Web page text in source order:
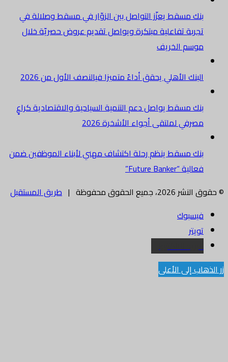
بنك مسقط يعزّز التواصل بين الزوّار في مسقط وصلالة في
تجربة تفاعلية مبتكرة ويواصل تقديم عروض حصريّة خلال
موسم الخريف
البنك الأهلي يحقق أداءً متميزا فيالنصف الأول من 2026
بنك مسقط يواصل دعم التنمية السياحية والاقتصادية كراعٍ
مصرفي لملتقى أجواء الأشخرة 2026
بنك مسقط ينظم رحلة اكتشاف مهني لأبناء الموظفين ضمن
فعالية “Future Banker”
© حقوق النشر 2026، جميع الحقوق محفوظة |
طريق المستقبل
فيسبوك
تويتر
البريد الالكتروني
زر الذهاب إلى الأعلى